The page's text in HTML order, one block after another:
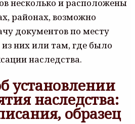
несколько и расположены
районах, возможно
документов по месту
них или там, где было
наследства.
установлении
наследства:
образец